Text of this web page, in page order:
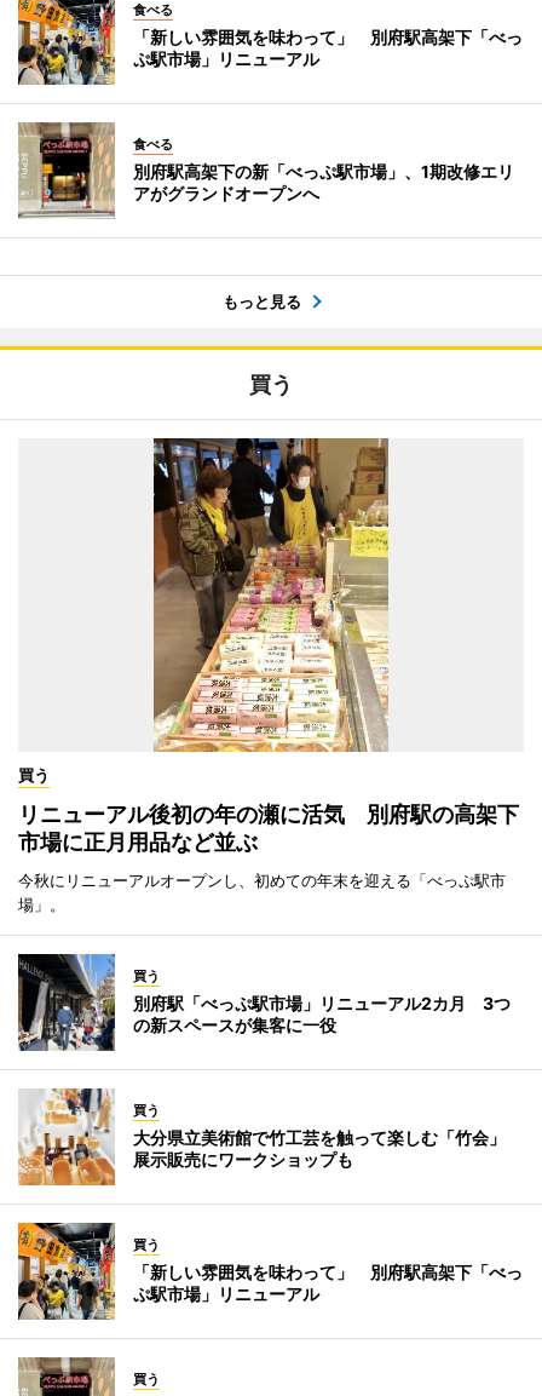
食べる
「新しい雰囲気を味わって」 別府駅高架下「べっ
ぷ駅市場」リニューアル
食べる
別府駅高架下の新「べっぷ駅市場」、1期改修エリ
アがグランドオープンへ
もっと見る
買う
買う
リニューアル後初の年の瀬に活気 別府駅の高架下
市場に正月用品など並ぶ
今秋にリニューアルオープンし、初めての年末を迎える「べっぷ駅市
場」。
買う
別府駅「べっぷ駅市場」リニューアル2カ月 3つ
の新スペースが集客に一役
買う
大分県立美術館で竹工芸を触って楽しむ「竹会」
展示販売にワークショップも
買う
「新しい雰囲気を味わって」 別府駅高架下「べっ
ぷ駅市場」リニューアル
買う